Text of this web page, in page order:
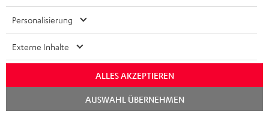
Mehr als 45 Jahre Erfahrung
Personalisierung
Externe Inhalte
ALLES AKZEPTIEREN
AUSWAHL ÜBERNEHMEN